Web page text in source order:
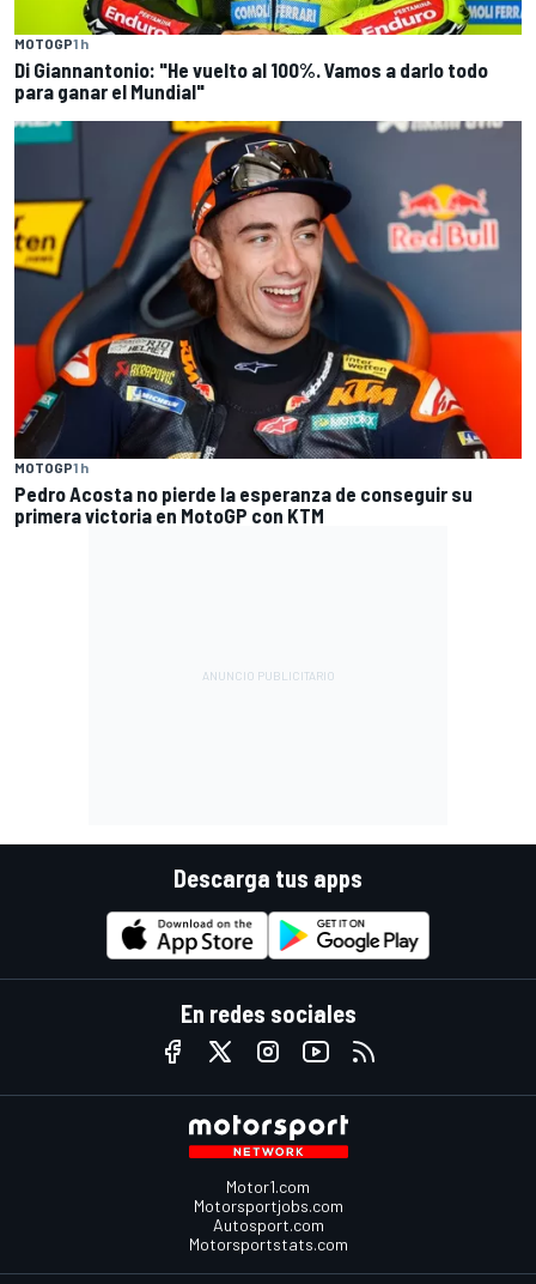
MOTOGP1 h
Di Giannantonio: "He vuelto al 100%. Vamos a darlo todo
para ganar el Mundial"
MOTOGP1 h
Pedro Acosta no pierde la esperanza de conseguir su
primera victoria en MotoGP con KTM
Descarga tus apps
En redes sociales
Motor1.com
Motorsportjobs.com
Autosport.com
Motorsportstats.com